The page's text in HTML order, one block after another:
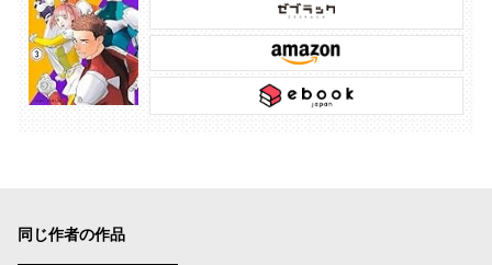
同じ作者の作品